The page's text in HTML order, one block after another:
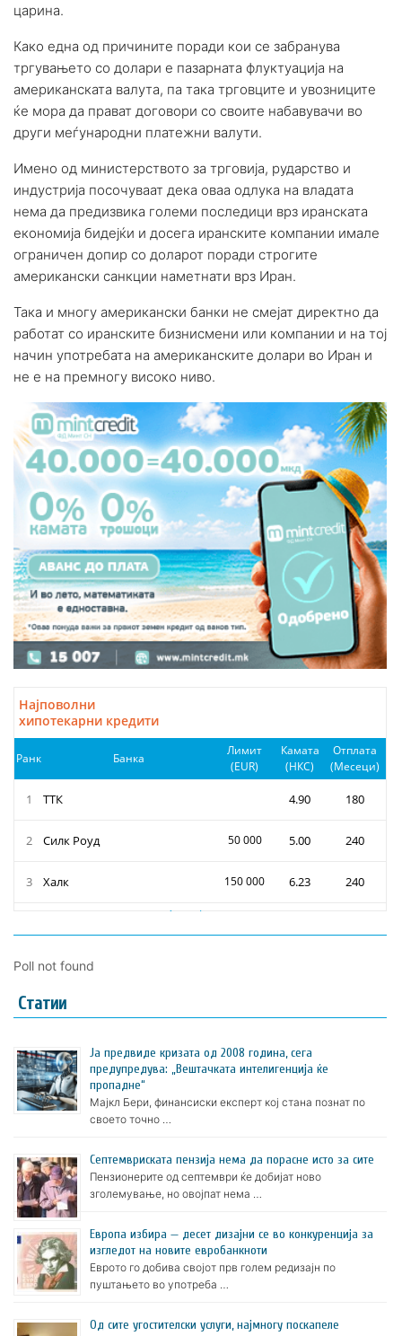
царина.
Како една од причините поради кои се забранува
тргувањето со долари е пазарната флуктуација на
американската валута, па така трговците и увозниците
ќе мора да прават договори со своите набавувачи во
други меѓународни платежни валути.
Имено од министерството за трговија, рударство и
индустрија посочуваат дека оваа одлука на владата
нема да предизвика големи последици врз иранската
економија бидејќи и досега иранските компании имале
ограничен допир со доларот поради строгите
американски санкции наметнати врз Иран.
Така и многу американски банки не смејат директно да
работат со иранските бизнисмени или компании и на тој
начин употребата на американските долари во Иран и
не е на премногу високо ниво.
Poll not found
Статии
Ја предвиде кризата од 2008 година, сега
предупредува: „Вештачката интелигенција ќе
пропадне“
Мајкл Бери, финансиски експерт кој стана познат по
своето точно …
Септемвриската пензија нема да порасне исто за сите
Пензионерите од септември ќе добијат ново
зголемување, но овојпат нема …
Европа избира — десет дизајни се во конкуренција за
изгледот на новите евробанкноти
Еврото го добива својот прв голем редизајн по
пуштањето во употреба …
Oд сите угостителски услуги, најмногу поскапеле